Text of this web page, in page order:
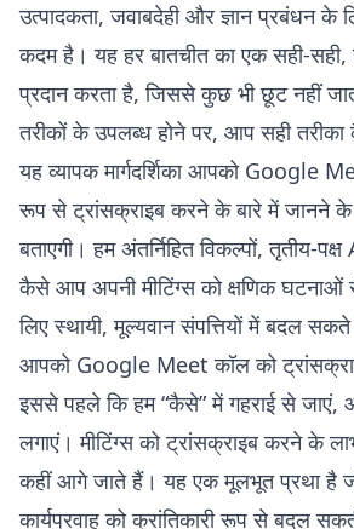
उत्पादकता, जवाबदेही और ज्ञान प्रबंधन के
कदम है। यह हर बातचीत का एक सही-सही,
प्रदान करता है, जिससे कुछ भी छूट नहीं
तरीकों के उपलब्ध होने पर, आप सही
यह व्यापक मार्गदर्शिका आपको Google
रूप से ट्रांसक्राइब करने के बारे में जानने
बताएगी। हम अंतर्निहित विकल्पों, तृतीय-
कैसे आप अपनी मीटिंग्स को क्षणिक
लिए स्थायी, मूल्यवान संपत्तियों में बदल
आपको Google Meet कॉल को
इससे पहले कि हम “कैसे” में गहराई से जाएं,
लगाएं। मीटिंग्स को ट्रांसक्राइब करने के
कहीं आगे जाते हैं। यह एक मूलभूत प्रथा है
कार्यप्रवाह को क्रांतिकारी रूप से बदल